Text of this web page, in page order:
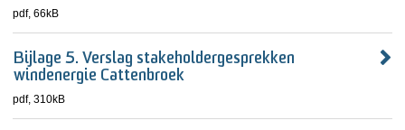
pdf, 66kB
Bijlage 5. Verslag stakeholdergesprekken
windenergie Cattenbroek
pdf, 310kB